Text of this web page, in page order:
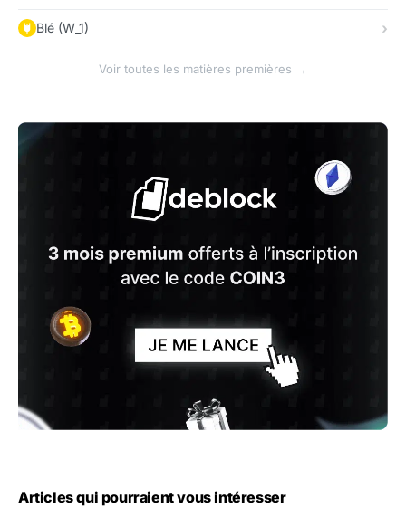
Blé (W_1)
Voir toutes les matières premières →
Articles qui pourraient vous intéresser